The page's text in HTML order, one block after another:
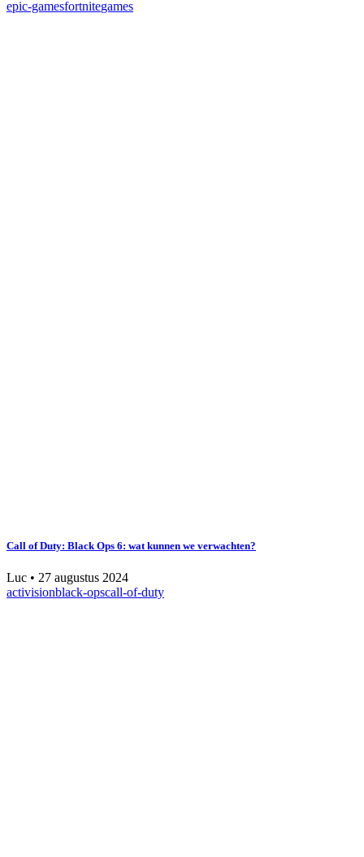
epic-gamesfortnitegames
Call of Duty: Black Ops 6: wat kunnen we verwachten?
Luc • 27 augustus 2024
activisionblack-opscall-of-duty